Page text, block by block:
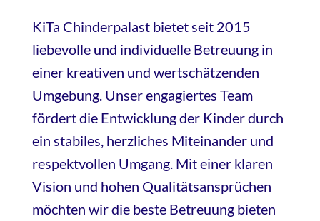
KiTa Chinderpalast bietet seit 2015
liebevolle und individuelle Betreuung in
einer kreativen und wertschätzenden
Umgebung. Unser engagiertes Team
fördert die Entwicklung der Kinder durch
ein stabiles, herzliches Miteinander und
respektvollen Umgang. Mit einer klaren
Vision und hohen Qualitätsansprüchen
möchten wir die beste Betreuung bieten